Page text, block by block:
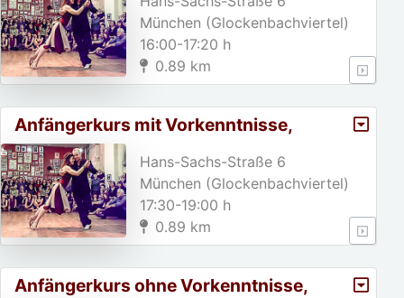
München (Glockenbachviertel)
16:00-17:20 h
0.89 km
Anfängerkurs mit Vorkenntnisse,
A2/Weihnachtspause von 23. 1
Hans-Sachs-Straße 6
München (Glockenbachviertel)
17:30-19:00 h
0.89 km
Anfängerkurs ohne Vorkenntnisse,